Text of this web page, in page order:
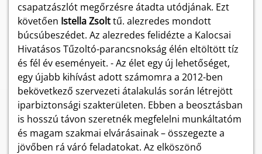
csapatzászlót megőrzésre átadta utódjának. Ezt
követően Istella Zsolttű. alezredes mondott
búcsúbeszédet. Az alezredes felidézte a Kalocsai
Hivatásos Tűzoltó-parancsnokság élén eltöltött tíz
és fél év eseményeit. - Az élet egy új lehetőséget,
egy újabb kihívást adott számomra a 2012-ben
bekövetkező szervezeti átalakulás során létrejött
iparbiztonsági szakterületen. Ebben a beosztásban
is hosszú távon szeretnék megfelelni munkáltatóm
és magam szakmai elvárásainak – összegezte a
jövőben rá váró feladatokat. Az elköszönő